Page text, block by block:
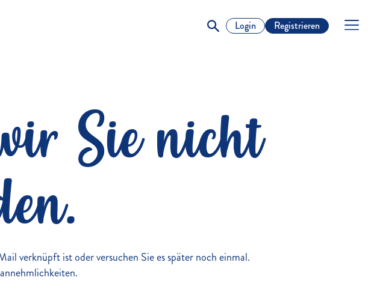
Login Registrieren
Sie nicht
verknüpft ist oder versuchen Sie es später noch einmal.